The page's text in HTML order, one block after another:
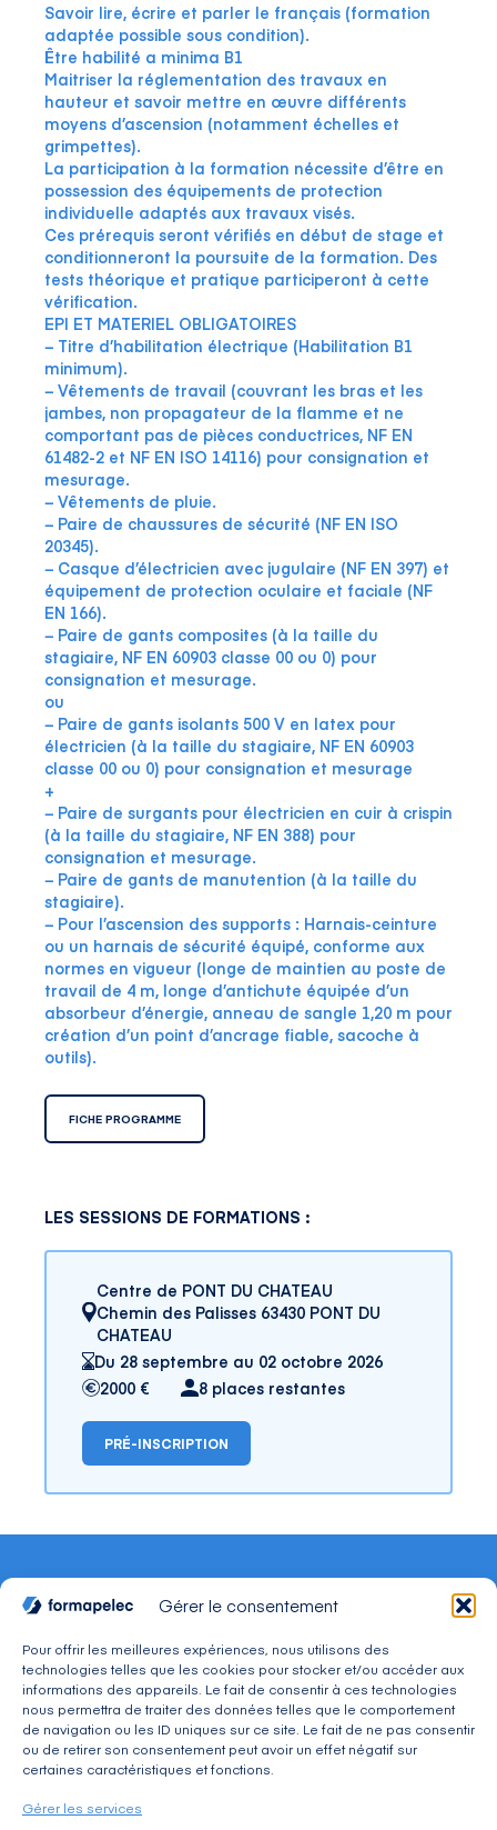
Gérer le consentement
Pour offrir les meilleures expériences, nous utilisons des
technologies telles que les cookies pour stocker et/ou accéder aux
informations des appareils. Le fait de consentir à ces technologies
nous permettra de traiter des données telles que le comportement
de navigation ou les ID uniques sur ce site. Le fait de ne pas consentir
ou de retirer son consentement peut avoir un effet négatif sur
certaines caractéristiques et fonctions.
Gérer les services
Savoir lire, écrire et parler le français (formation
adaptée possible sous condition).
Être habilité a minima B1
Maitriser la réglementation des travaux en
hauteur et savoir mettre en œuvre différents
moyens d’ascension (notamment échelles et
grimpettes).
La participation à la formation nécessite d’être en
possession des équipements de protection
individuelle adaptés aux travaux visés.
Ces prérequis seront vérifiés en début de stage et
conditionneront la poursuite de la formation. Des
tests théorique et pratique participeront à cette
vérification.
EPI ET MATERIEL OBLIGATOIRES
− Titre d’habilitation électrique (Habilitation B1
minimum).
− Vêtements de travail (couvrant les bras et les
jambes, non propagateur de la flamme et ne
comportant pas de pièces conductrices, NF EN
61482-2 et NF EN ISO 14116) pour consignation et
mesurage.
− Vêtements de pluie.
− Paire de chaussures de sécurité (NF EN ISO
20345).
− Casque d’électricien avec jugulaire (NF EN 397) et
équipement de protection oculaire et faciale (NF
EN 166).
− Paire de gants composites (à la taille du
stagiaire, NF EN 60903 classe 00 ou 0) pour
consignation et mesurage.
ou
− Paire de gants isolants 500 V en latex pour
électricien (à la taille du stagiaire, NF EN 60903
classe 00 ou 0) pour consignation et mesurage
+
− Paire de surgants pour électricien en cuir à crispin
(à la taille du stagiaire, NF EN 388) pour
consignation et mesurage.
− Paire de gants de manutention (à la taille du
stagiaire).
− Pour l’ascension des supports : Harnais-ceinture
ou un harnais de sécurité équipé, conforme aux
normes en vigueur (longe de maintien au poste de
travail de 4 m, longe d’antichute équipée d’un
absorbeur d’énergie, anneau de sangle 1,20 m pour
création d’un point d’ancrage fiable, sacoche à
outils).
FICHE PROGRAMME
LES SESSIONS DE FORMATIONS :
Centre de PONT DU CHATEAU
Chemin des Palisses 63430 PONT DU
CHATEAU
Du 28 septembre au 02 octobre 2026
2000 €
8 places restantes
PRÉ-INSCRIPTION
CONTACT
Adresse : 30, avenue du Président Wilson 94234
CACHAN Cedex
Téléphone : 01 49 08 03 03
Mail : commercial@formapelec.fr
ESPACE TÉLÉCHARGEMENT